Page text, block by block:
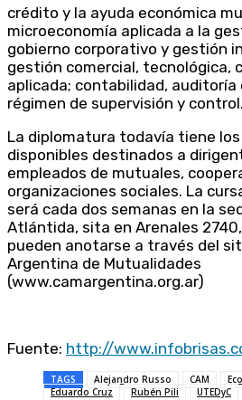
crédito y la ayuda económica
microeconomía aplicada a la
gobierno corporativo y gestión
gestión comercial, tecnológica,
aplicada; contabilidad, auditoría
régimen de supervisión y control.
La diplomatura todavía tiene
disponibles destinados a
empleados de mutuales,
organizaciones sociales. La
será cada dos semanas en la
Atlántida, sita en Arenales
pueden anotarse a través del
Argentina de Mutualidades
(www.camargentina.org.ar)
Fuente: http://
TAGS Alejandro Russo CAM
Eduardo Cruz
Rubén Pili UTEDyC